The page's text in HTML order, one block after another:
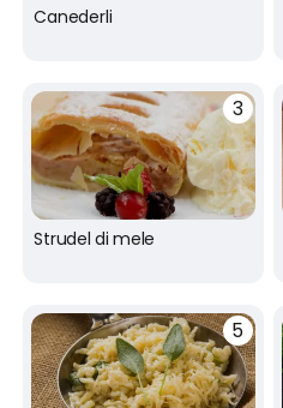
Canederli
Strudel di mele